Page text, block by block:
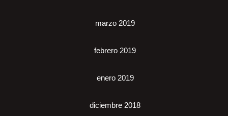
marzo 2019
febrero 2019
enero 2019
diciembre 2018